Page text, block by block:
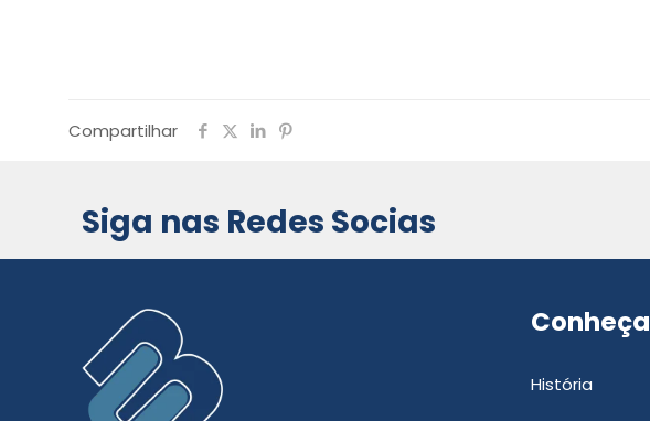
Compartilhar
Siga nas Redes Socias
Conheça
História